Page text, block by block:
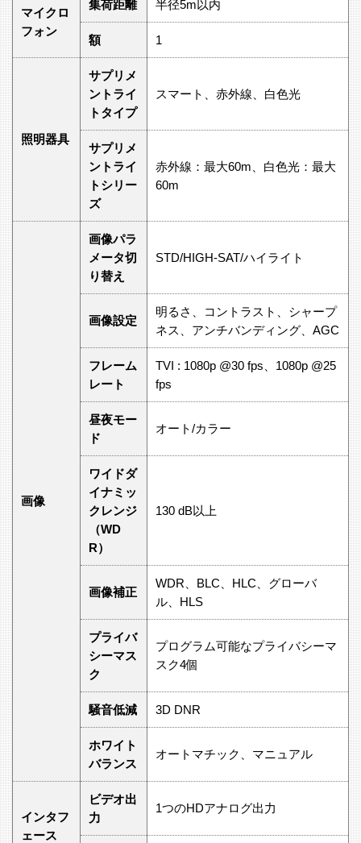
マイクロ
フォン
集荷距離 半径5m以内
額 1
照明器具
サプリメ
ントライ
トタイプ
スマート、赤外線、白色光
サプリメ
ントライ
トシリー
ズ
赤外線：最大60m、白色光：最大
60m
画像
画像パラ
メータ切
り替え
STD/HIGH-SAT/ハイライト
画像設定
明るさ、コントラスト、シャープ
ネス、アンチバンディング、AGC
フレーム
レート
TVI : 1080p @30 fps、1080p @25
fps
昼夜モー
ド
オート/カラー
ワイドダ
イナミッ
クレンジ
（WD
R）
130 dB以上
画像補正
WDR、BLC、HLC、グローバ
ル、HLS
プライバ
シーマス
ク
プログラム可能なプライバシーマ
スク4個
騒音低減 3D DNR
ホワイト
バランス
オートマチック、マニュアル
インタフ
ェース
ビデオ出
力
1つのHDアナログ出力